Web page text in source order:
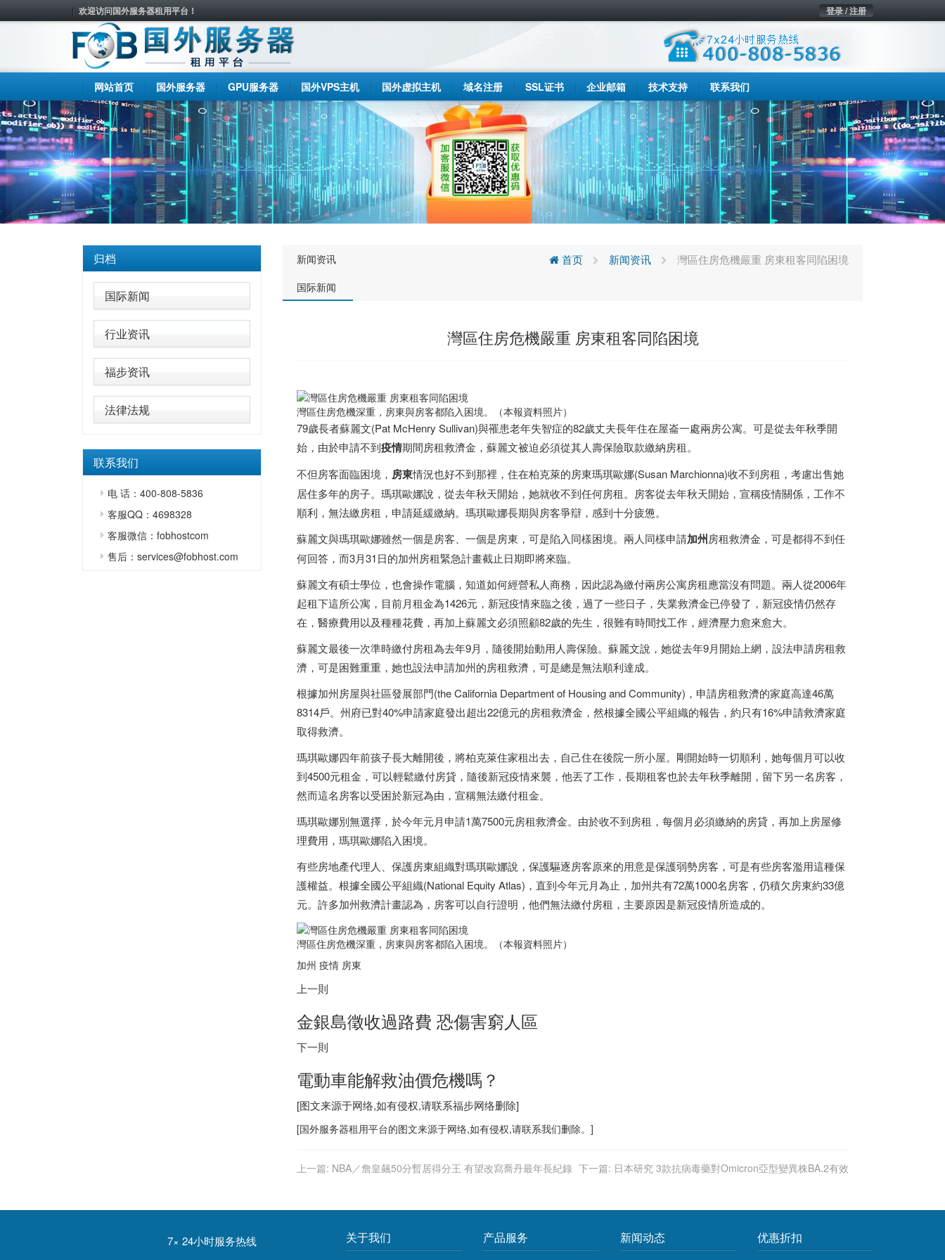
欢迎访问国外服务器租用平台！ 登录 / 注册
网站首页 国外服务器 GPU服务器 国外VPS主机 国外虚拟主机 域名注册 SSL证书 企业邮箱 技术支持 联系我们
归档
国际新闻
行业资讯
福步资讯
法律法规
联系我们
电 话：400-808-5836
客服QQ：4698328
客服微信：fobhostcom
售后：services@fobhost.com
新闻资讯
国际新闻
首页 新闻资讯 灣區住房危機嚴重 房東租客同陷困境
灣區住房危機嚴重 房東租客同陷困境
灣區住房危機深重，房東與房客都陷入困境。（本報資料照片）
79歲長者蘇麗文(Pat McHenry Sullivan)與罹患老年失智症的82歲丈夫長年住在屋崙一處兩房公寓。可是從去年秋季開
始，由於申請不到疫情期間房租救濟金，蘇麗文被迫必須從其人壽保險取款繳納房租。
不但房客面臨困境， 房東情況也好不到那裡，住在柏克萊的房東瑪琪歐娜(Susan Marchionna)收不到房租，考慮出售她
居住多年的房子。瑪琪歐娜說，從去年秋天開始，她就收不到任何房租。房客從去年秋天開始，宣稱疫情關係，工作不
順利，無法繳房租，申請延緩繳納。瑪琪歐娜長期與房客爭辯，感到十分疲憊。
蘇麗文與瑪琪歐娜雖然一個是房客、一個是房東，可是陷入同樣困境。兩人同樣申請加州房租救濟金，可是都得不到任
何回答，而3月31日的加州房租緊急計畫截止日期即將來臨。
蘇麗文有碩士學位，也會操作電腦，知道如何經營私人商務，因此認為繳付兩房公寓房租應當沒有問題。兩人從2006年
起租下這所公寓，目前月租金為1426元，新冠疫情來臨之後，過了一些日子，失業救濟金已停發了，新冠疫情仍然存
在，醫療費用以及種種花費，再加上蘇麗文必須照顧82歲的先生，很難有時間找工作，經濟壓力愈來愈大。
蘇麗文最後一次準時繳付房租為去年9月，隨後開始動用人壽保險。蘇麗文說，她從去年9月開始上網，設法申請房租救
濟，可是困難重重，她也設法申請加州的房租救濟，可是總是無法順利達成。
根據加州房屋與社區發展部門(the California Department of Housing and Community)，申請房租救濟的家庭高達46萬
8314戶。州府已對40%申請家庭發出超出22億元的房租救濟金，然根據全國公平組織的報告，約只有16%申請救濟家庭
取得救濟。
瑪琪歐娜四年前孩子長大離開後，將柏克萊住家租出去，自己住在後院一所小屋。剛開始時一切順利，她每個月可以收
到4500元租金，可以輕鬆繳付房貸，隨後新冠疫情來襲，他丟了工作，長期租客也於去年秋季離開，留下另一名房客，
然而這名房客以受困於新冠為由，宣稱無法繳付租金。
瑪琪歐娜別無選擇，於今年元月申請1萬7500元房租救濟金。由於收不到房租，每個月必須繳納的房貸，再加上房屋修
理費用，瑪琪歐娜陷入困境。
有些房地產代理人、保護房東組織對瑪琪歐娜說，保護驅逐房客原來的用意是保護弱勢房客，可是有些房客濫用這種保
護權益。根據全國公平組織(National Equity Atlas)，直到今年元月為止，加州共有72萬1000名房客，仍積欠房東約33億
元。許多加州救濟計畫認為，房客可以自行證明，他們無法繳付房租，主要原因是新冠疫情所造成的。
灣區住房危機深重，房東與房客都陷入困境。（本報資料照片）
加州 疫情 房東
上一則
金銀島徵收過路費 恐傷害窮人區
下一則
電動車能解救油價危機嗎？
[图文来源于网络,如有侵权,请联系福步网络删除]
[国外服务器租用平台的图文来源于网络,如有侵权,请联系我们删除。]
上一篇: NBA／詹皇飆50分暫居得分王 有望改寫喬丹最年長紀錄 下一篇: 日本研究 3款抗病毒藥對Omicron亞型變異株BA.2有效
7× 24小时服务热线 关于我们 产品服务 新闻动态 优惠折扣